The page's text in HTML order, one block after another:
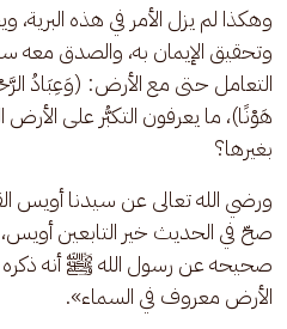
وهكذا لم يزل الأمر في هذه البرية،
وتحقيق الإيمان به، والصدق معه
التعامل حتى مع الأرض: (وَعِبَادُ
هَوْنًا)، ما يعرفون التكبُّر على
بغيرها؟
ورضي الله تعالى عن سيدنا أويس
صحّ في الحديث خير التابعين
صحيحه عن رسول الله ﷺ أنه
الأرض معروف في السماء».